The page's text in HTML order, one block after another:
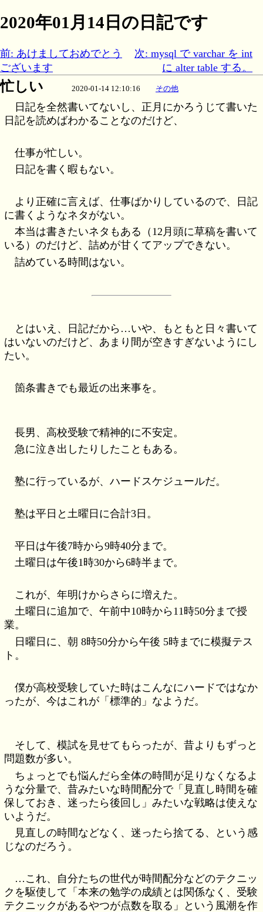
2020年01月14日の日記です
前: あけましておめでとう
ございます
次: mysql で varchar を int
に alter table する。
忙しい 2020-01-14 12:10:16 その他
日記を全然書いてないし、正月にかろうじて書いた
日記を読めばわかることなのだけど、
仕事が忙しい。
日記を書く暇もない。
より正確に言えば、仕事ばかりしているので、日記
に書くようなネタがない。
本当は書きたいネタもある（12月頭に草稿を書いて
いる）のだけど、詰めが甘くてアップできない。
詰めている時間はない。
とはいえ、日記だから…いや、もともと日々書いて
はいないのだけど、あまり間が空きすぎないようにし
たい。
箇条書きでも最近の出来事を。
長男、高校受験で精神的に不安定。
急に泣き出したりしたこともある。
塾に行っているが、ハードスケジュールだ。
塾は平日と土曜日に合計3日。
平日は午後7時から9時40分まで。
土曜日は午後1時30から6時半まで。
これが、年明けからさらに増えた。
土曜日に追加で、午前中10時から11時50分まで授
業。
日曜日に、朝 8時50分から午後 5時までに模擬テス
ト。
僕が高校受験していた時はこんなにハードではなか
ったが、今はこれが「標準的」なようだ。
そして、模試を見せてもらったが、昔よりもずっと
問題数が多い。
ちょっとでも悩んだら全体の時間が足りなくなるよ
うな分量で、昔みたいな時間配分で「見直し時間を確
保しておき、迷ったら後回し」みたいな戦略は使えな
いようだ。
見直しの時間などなく、迷ったら捨てる、という感
じなのだろう。
…これ、自分たちの世代が時間配分などのテクニッ
クを駆使して「本来の勉学の成績とは関係なく、受験
テクニックがあるやつが点数を取る」という風潮を作